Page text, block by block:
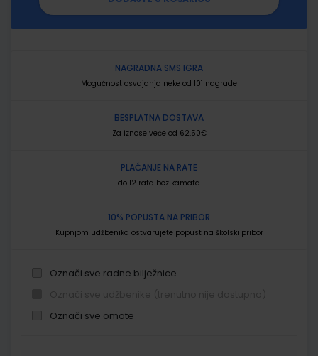
NAGRADNA SMS IGRA
Mogućnost osvajanja neke od 101 nagrade
BESPLATNA DOSTAVA
Za iznose veće od 62,50€
PLAĆANJE NA RATE
do 12 rata bez kamata
10% POPUSTA NA PRIBOR
Kupnjom udžbenika ostvarujete popust na školski pribor
Označi sve radne bilježnice
Označi sve omote